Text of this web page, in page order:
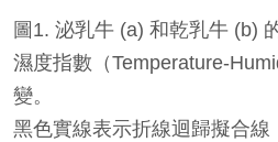
圖1. 泌乳牛 (a) 和乾乳牛 (b)
濕度指數（Temperature-
變。
黑色實線表示折線迴歸擬合線